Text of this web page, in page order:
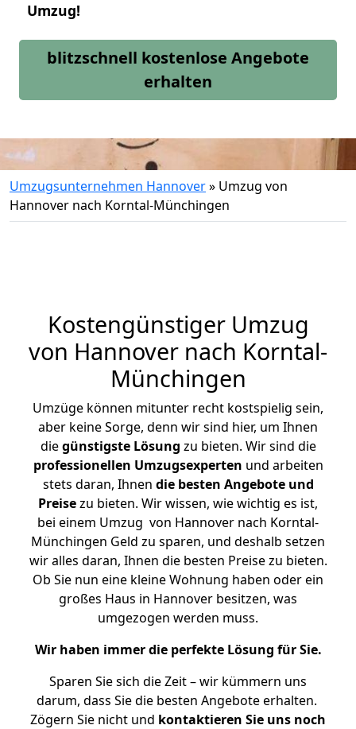
Umzug!
blitzschnell kostenlose Angebote
erhalten
Umzugsunternehmen Hannover» Umzug von
Hannover nach Korntal-Münchingen
Kostengünstiger Umzug
von Hannover nach Korntal-
Münchingen
Umzüge können mitunter recht kostspielig sein,
aber keine Sorge, denn wir sind hier, um Ihnen
diegünstigste Lösung zu bieten. Wir sind die
professionellen Umzugsexperten und arbeiten
stets daran, Ihnen die besten Angebote und
Preisezu bieten. Wir wissen, wie wichtig es ist,
bei einem Umzug von Hannover nach Korntal-
Münchingen Geld zu sparen, und deshalb setzen
wir alles daran, Ihnen die besten Preise zu bieten.
Ob Sie nun eine kleine Wohnung haben oder ein
großes Haus in Hannover besitzen, was
umgezogen werden muss.
Wir haben immer die perfekte Lösung für Sie.
Sparen Sie sich die Zeit – wir kümmern uns
darum, dass Sie die besten Angebote erhalten.
Zögern Sie nicht und kontaktieren Sie uns noch